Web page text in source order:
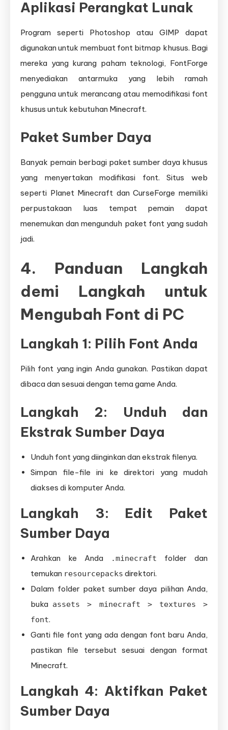
Aplikasi Perangkat Lunak
Program seperti Photoshop atau GIMP dapat
digunakan untuk membuat font bitmap khusus. Bagi
mereka yang kurang paham teknologi, FontForge
menyediakan antarmuka yang lebih ramah
pengguna untuk merancang atau memodifikasi font
khusus untuk kebutuhan Minecraft.
Paket Sumber Daya
Banyak pemain berbagi paket sumber daya khusus
yang menyertakan modifikasi font. Situs web
seperti Planet Minecraft dan CurseForge memiliki
perpustakaan luas tempat pemain dapat
menemukan dan mengunduh paket font yang sudah
jadi.
4. Panduan Langkah
demi Langkah untuk
Mengubah Font di PC
Langkah 1: Pilih Font Anda
Pilih font yang ingin Anda gunakan. Pastikan dapat
dibaca dan sesuai dengan tema game Anda.
Langkah 2: Unduh dan
Ekstrak Sumber Daya
Unduh font yang diinginkan dan ekstrak filenya.
Simpan file-file ini ke direktori yang mudah
diakses di komputer Anda.
Langkah 3: Edit Paket
Sumber Daya
Arahkan ke Anda .minecraft folder dan
temukan resourcepacks direktori.
Dalam folder paket sumber daya pilihan Anda,
buka assets > minecraft > textures >
font.
Ganti file font yang ada dengan font baru Anda,
pastikan file tersebut sesuai dengan format
Minecraft.
Langkah 4: Aktifkan Paket
Sumber Daya